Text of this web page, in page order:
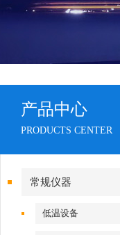
产品中心
PRODUCTS CENTER
常规仪器
低温设备